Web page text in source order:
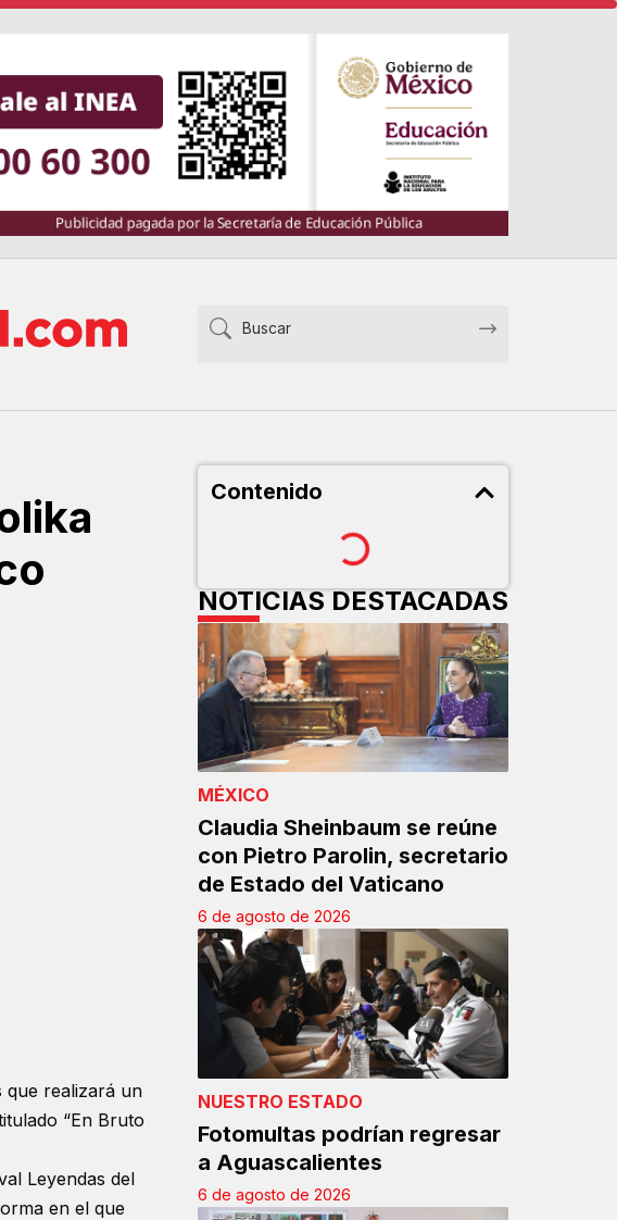
que realizará un
“En Bruto
Leyendas del
en el que
Contenido
NOTICIAS DESTACADAS
MÉXICO
Claudia Sheinbaum se reúne
con Pietro Parolin, secretario
de Estado del Vaticano
6 de agosto de 2026
NUESTRO ESTADO
Fotomultas podrían regresar
a Aguascalientes
6 de agosto de 2026